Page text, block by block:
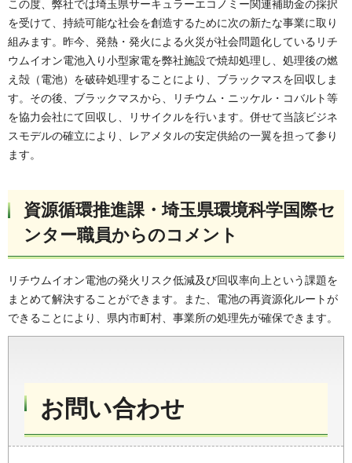
この度、弊社では埼玉県サーキュラーエコノミー関連補助金の採択
を受けて、持続可能な社会を創造するために次の新たな事業に取り
組みます。昨今、発熱・発火による火災が社会問題化しているリチ
ウムイオン電池入り小型家電を弊社施設で焼却処理し、処理後の燃
え殻（電池）を破砕処理することにより、ブラックマスを回収しま
す。その後、ブラックマスから、リチウム・ニッケル・コバルト等
を協力会社にて回収し、リサイクルを行います。併せて当該ビジネ
スモデルの確立により、レアメタルの安定供給の一翼を担って参り
ます。
資源循環推進課・埼玉県環境科学国際セ
ンター職員からのコメント
リチウムイオン電池の発火リスク低減及び回収率向上という課題を
まとめて解決することができます。また、電池の再資源化ルートが
できることにより、県内市町村、事業所の処理先が確保できます。
お問い合わせ